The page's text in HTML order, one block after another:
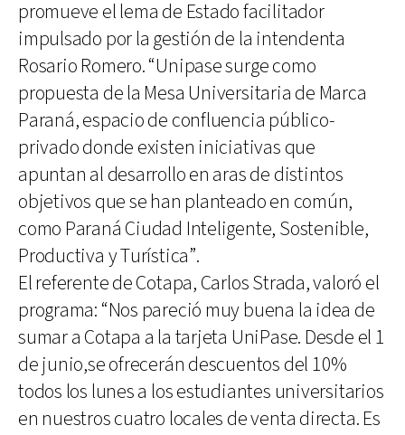
promueve el lema de Estado facilitador
impulsado por la gestión de la intendenta
Rosario Romero. “Unipase surge como
propuesta de la Mesa Universitaria de Marca
Paraná, espacio de confluencia público-
privado donde existen iniciativas que
apuntan al desarrollo en aras de distintos
objetivos que se han planteado en común,
como Paraná Ciudad Inteligente, Sostenible,
Productiva y Turística”.
El referente de Cotapa, Carlos Strada, valoró el
programa: “Nos pareció muy buena la idea de
sumar a Cotapa a la tarjeta UniPase. Desde el 1
de junio,se ofrecerán descuentos del 10%
todos los lunes a los estudiantes universitarios
en nuestros cuatro locales de venta directa. Es